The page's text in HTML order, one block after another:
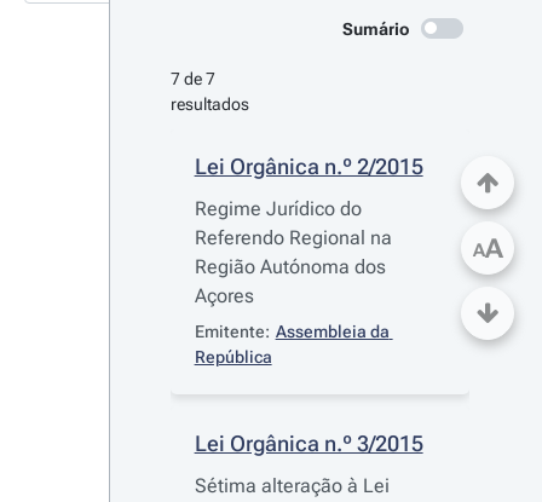
Sumário
7 de 7
resultados
Lei Orgânica n.º 2/2015
Regime Jurídico do
Referendo Regional na
Região Autónoma dos
Açores
Emitente: Assembleia da
República
Lei Orgânica n.º 3/2015
Sétima alteração à Lei
AA